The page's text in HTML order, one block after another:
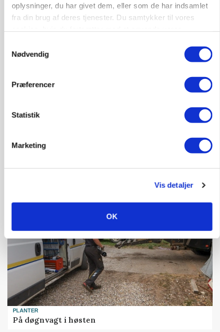
oplysninger, du har givet dem, eller som de har indsamlet
fra din brug af deres tjenester. Du samtykker til vores
Nødvendig
Præferencer
Statistik
Marketing
Vis detaljer
OK
Lave grisepriser og nye regler øger landbobanks
forsigtighed
PLANTER
På døgnvagt i høsten